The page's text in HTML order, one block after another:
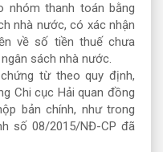
nhóm thanh toán bằng
nhà nước, có xác nhận
về số tiền thuế chưa
sách nhà nước.
từ theo quy định,
Chi cục Hải quan đồng
bản chính, như trong
số 08/2015/NĐ-CP đã